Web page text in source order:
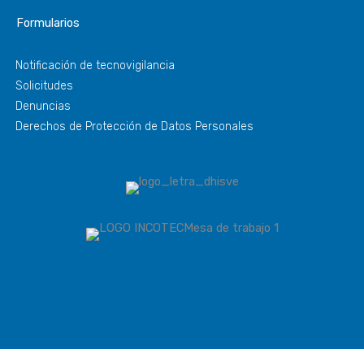
Formularios
Notificación de tecnovigilancia
Solicitudes
Denuncias
Derechos de Protección de Datos Personales